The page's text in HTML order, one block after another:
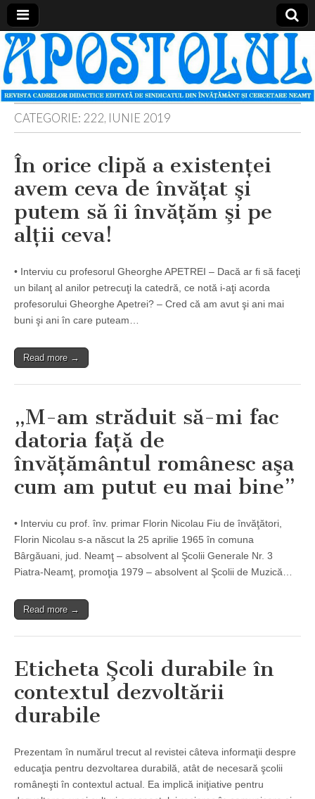
Apostolul
Revista
cadrelor
didactice
din
judetul
Neamt
CATEGORIE: 222, IUNIE 2019
În orice clipă a existenţei
avem ceva de învăţat şi
putem să îi învăţăm şi pe
alţii ceva!
• Interviu cu profesorul Gheorghe APETREI – Dacă ar fi să faceţi
un bilanţ al anilor petrecuţi la catedră, ce notă i-aţi acorda
profesorului Gheorghe Apetrei? – Cred că am avut şi ani mai
buni şi ani în care puteam…
Read more →
„M-am străduit să-mi fac
datoria faţă de
învăţământul românesc aşa
cum am putut eu mai bine”
• Interviu cu prof. înv. primar Florin Nicolau Fiu de învăţători,
Florin Nicolau s-a născut la 25 aprilie 1965 în comuna
Bârgăuani, jud. Neamţ – absolvent al Şcolii Generale Nr. 3
Piatra-Neamţ, promoţia 1979 – absolvent al Şcolii de Muzică…
Read more →
Eticheta Şcoli durabile în
contextul dezvoltării
durabile
Prezentam în numărul trecut al revistei câteva informaţii despre
educaţia pentru dezvoltarea durabilă, atât de necesară şcolii
româneşti în contextul actual. Ea implică iniţiative pentru